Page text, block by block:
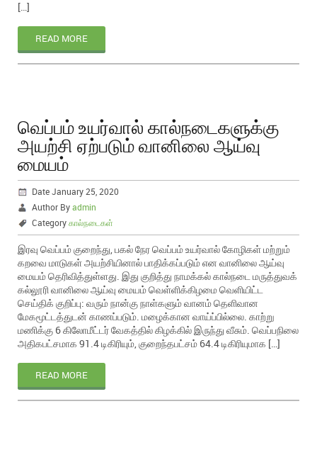
[…]
READ MORE
வெப்பம் உயர்வால் கால்நடைகளுக்கு
அயற்சி ஏற்படும் வானிலை ஆய்வு
மையம்
Date January 25, 2020
Author Byadmin
Categoryகால்நடைகள்
இரவு வெப்பம் குறைந்து, பகல் நேர வெப்பம் உயர்வால் கோழிகள் மற்றும்
கறவை மாடுகள் அயற்சியினால் பாதிக்கப்படும் என வானிலை ஆய்வு
மையம் தெரிவித்துள்ளது. இது குறித்து நாமக்கல் கால்நடை மருத்துவக்
கல்லூரி வானிலை ஆய்வு மையம் வெள்ளிக்கிழமை வெளியிட்ட
செய்திக் குறிப்பு: வரும் நான்கு நாள்களும் வானம் தெளிவான
மேகமூட்டத்துடன் காணப்படும். மழைக்கான வாய்ப்பில்லை. காற்று
மணிக்கு 6 கிலோமீட்டர் வேகத்தில் கிழக்கில் இருந்து வீசும். வெப்பநிலை
அதிகபட்சமாக 91.4 டிகிரியும், குறைந்தபட்சம் 64.4 டிகிரியுமாக […]
READ MORE